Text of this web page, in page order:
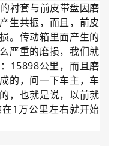
衬套与前皮带盘因磨
生共振，而且，前皮
。传动箱里面产生的
严重的磨损，我们就
15898公里，而且磨
的，问一下车主，车
，也就是说，以前就
1万公里左右就开始